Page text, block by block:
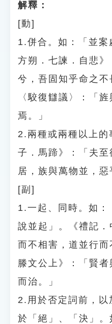
解釋：
[動]
1.併合。如：「並案
方朔．七諫．自悲
兮，吾固知乎命之
〈駮復讎議〉：「
焉。」
2.兩種或兩種以上的
子．馬蹄》：「夫
居，族與萬物並，惡
[副]
1.一起、同時。如：
說並起」。《禮記
而不相害，道並行而
滕文公上》：「賢
而治。」
2.用於否定詞前，以
於「絕」、「決」